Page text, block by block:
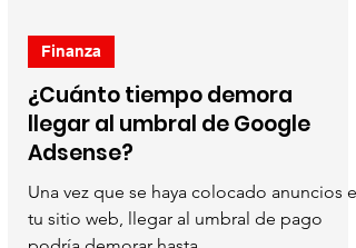
Finanza
¿Cuánto tiempo demora
llegar al umbral de Google
Adsense?